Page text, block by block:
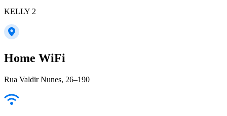
KELLY 2
Home WiFi
Rua Valdir Nunes, 26–190